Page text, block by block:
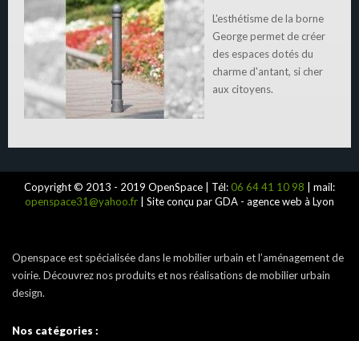
L'esthétisme de la borne
George permet de créer
des espaces dotés du
charme d'antant, si cher
aux citoyens.
Copyright © 2013 - 2019 OpenSpace | Tél:06 64 41 10 98 | mail:
openspace31@yahoo.fr | Site conçu par GDA - agence web à Lyon
Openspace est spécialisée dans le mobilier urbain et l’aménagement de
voirie. Découvrez nos produits et nos réalisations de mobilier urbain
design.
Nos catégories :